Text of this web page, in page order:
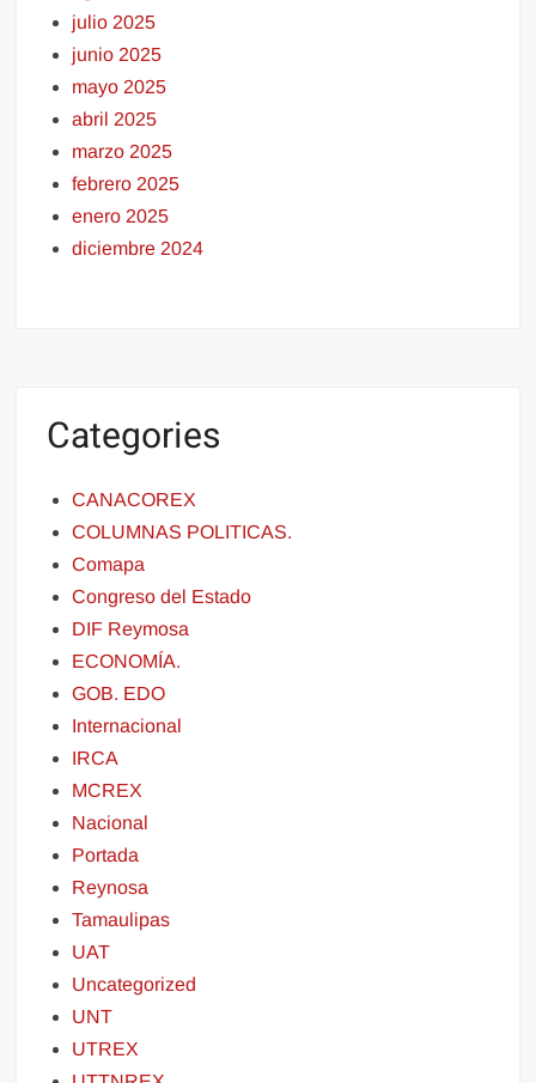
julio 2025
junio 2025
mayo 2025
abril 2025
marzo 2025
febrero 2025
enero 2025
diciembre 2024
Categories
CANACOREX
COLUMNAS POLITICAS.
Comapa
Congreso del Estado
DIF Reymosa
ECONOMÍA.
GOB. EDO
Internacional
IRCA
MCREX
Nacional
Portada
Reynosa
Tamaulipas
UAT
Uncategorized
UNT
UTREX